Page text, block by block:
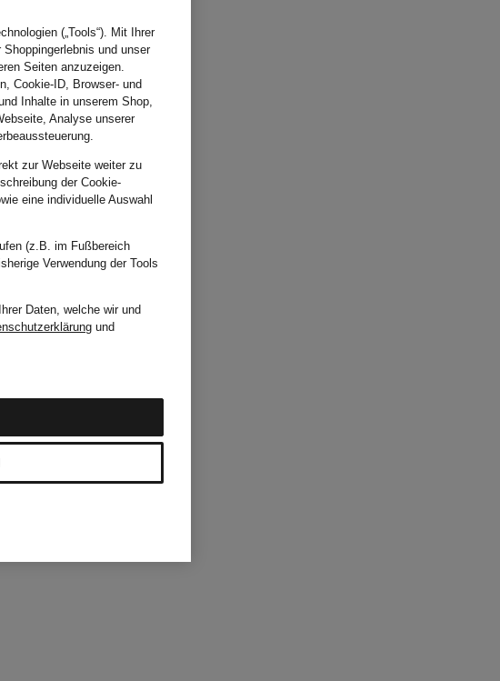
(„Tools“). Mit Ihrer
und unser
Seiten anzuzeigen.
Cookie-ID, Browser- und
Inhalte in unserem Shop,
Analyse unserer
zur Webseite weiter zu
der Cookie-
eine individuelle Auswahl
(z.B. im Fußbereich
Verwendung der Tools
Daten, welche wir und
und